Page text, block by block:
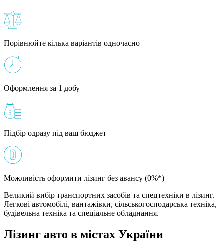
Порівнюйте кілька варіантів одночасно
Оформлення за 1 добу
Підбір одразу під ваш бюджет
Можливість оформити лізинг без авансу (0%*)
Великий вибір транспортних засобів та спецтехніки в лізинг.
Легкові автомобілі, вантажівки, сільськогосподарська техніка,
будівельна техніка та спеціальне обладнання.
Лізинг авто в містах України